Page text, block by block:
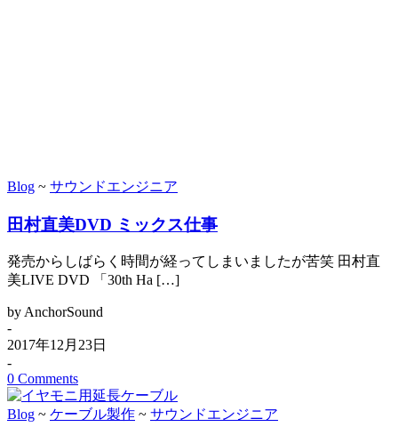
Blog ~ サウンドエンジニア
田村直美DVD ミックス仕事
発売からしばらく時間が経ってしまいましたが苦笑 田村直
美LIVE DVD 「30th Ha […]
by AnchorSound
-
2017年12月23日
-
0 Comments
Blog ~ ケーブル製作 ~ サウンドエンジニア